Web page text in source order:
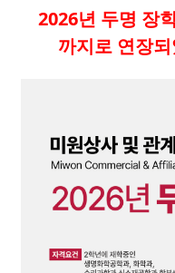
2026년 두명 장
까지로 연장